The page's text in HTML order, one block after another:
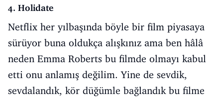
4. Holidate
Netflix her yılbaşında böyle bir film piyasaya
sürüyor buna oldukça alışkınız ama ben hâlâ
neden Emma Roberts bu filmde olmayı kabul
etti onu anlamış değilim. Yine de sevdik,
sevdalandık, kör düğümle bağlandık bu filme